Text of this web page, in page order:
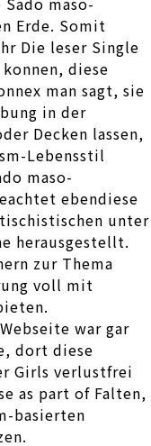
Erde. Somit
Die leser Single
diese
man sagt, sie
in der
Decken lassen,
Lebensstil
maso-
ebendiese
unter
herausgestellt.
zur Thema
voll mit
war gar
dort diese
Girls verlustfrei
as part of Falten,
basierten